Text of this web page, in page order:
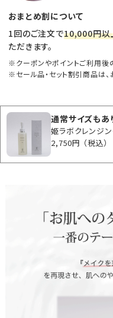
おまとめ割について
1回のご注文で10,000円以
ただきます。
クーポンやポイントご利用後
セール品・セット割引商品は
通常サイズもあ
姫ラボクレンジ
2,750円 （税込）